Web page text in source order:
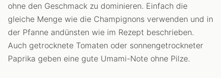
ohne den Geschmack zu dominieren. Einfach die
gleiche Menge wie die Champignons verwenden und in
der Pfanne andünsten wie im Rezept beschrieben.
Auch getrocknete Tomaten oder sonnengetrockneter
Paprika geben eine gute Umami-Note ohne Pilze.